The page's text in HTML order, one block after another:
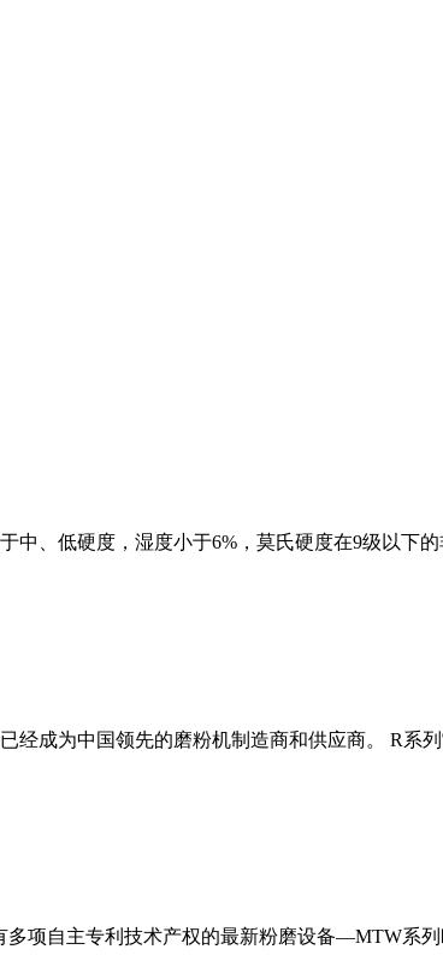
、低硬度，湿度小于6%，莫氏硬度在9级以下
经成为中国领先的磨粉机制造商和供应商。 R系
项自主专利技术产权的最新粉磨设备—MTW系